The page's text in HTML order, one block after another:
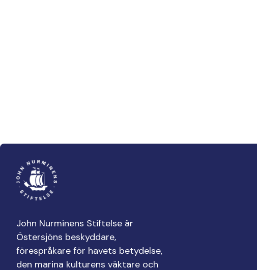
John Nurminens Stiftelse är
Östersjöns beskyddare,
förespråkare för havets betydelse,
den marina kulturens väktare och